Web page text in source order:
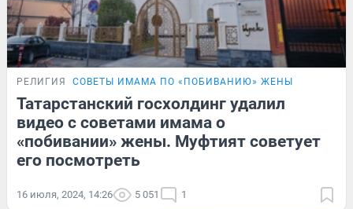
РЕЛИГИЯ СОВЕТЫ ИМАМА ПО «ПОБИВАНИЮ» ЖЕНЫ
Татарстанский госхолдинг удалил
видео с советами имама о
«побивании» жены. Муфтият советует
его посмотреть
16 июля, 2024, 14:26 5 051 1